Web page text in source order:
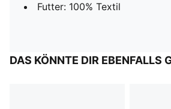
Futter: 100% Textil
DAS KÖNNTE DIR EBENFALLS